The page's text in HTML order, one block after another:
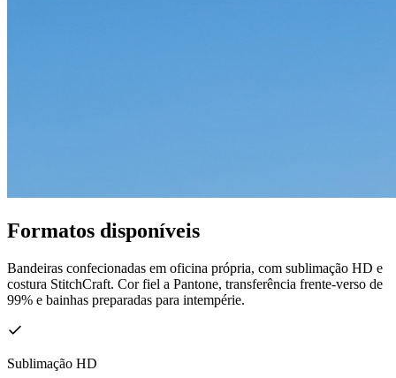
Formatos disponíveis
Bandeiras confecionadas em oficina própria, com sublimação HD e
costura StitchCraft. Cor fiel a Pantone, transferência frente-verso de
99% e bainhas preparadas para intempérie.
Sublimação HD